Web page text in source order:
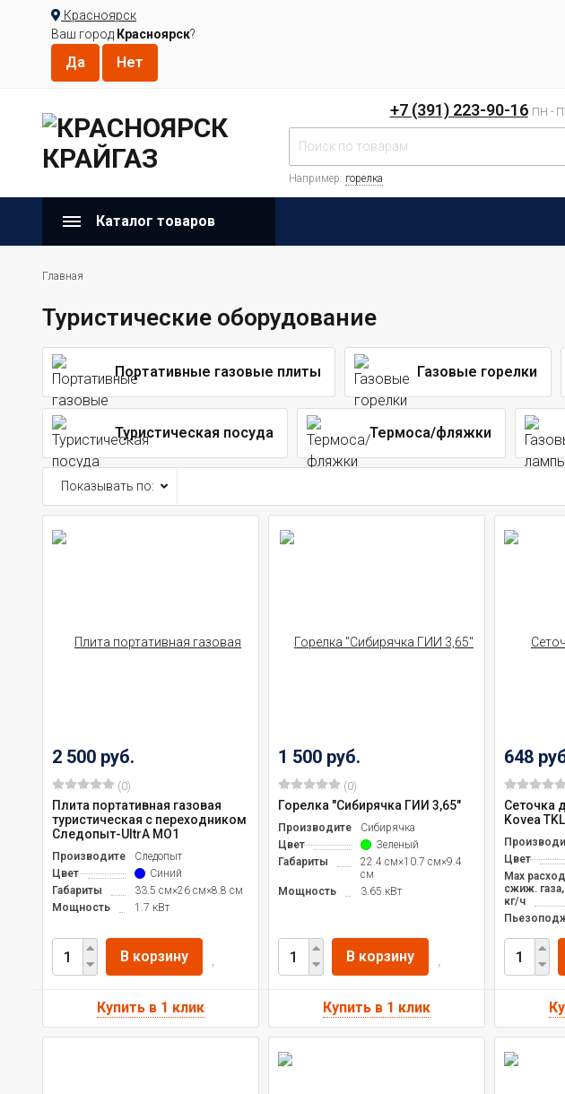
Красноярск
Ваш город Красноярск?
+7 (391) 223-90-16 ПН -
Например: горелка
Каталог товаров
Главная
Туристические оборудование
Портативные газовые плиты Газовые горелки
Туристическая посуда Термоса/фляжки
Показывать по:
2 500 руб.
(0)
Плита портативная газовая
туристическая с переходником
Следопыт-UltrA МО1
ПроизводительСледопыт
Цвет
Синий
Габариты
33.5 см×26 см×8.8 см
Мощность
1.7 кВт
В корзину
1 500 руб.
(0)
Горелка "Сибирячка ГИИ 3,65"
ПроизводительСибирячка
Цвет
Зеленый
Габариты
22.4 см×10.7 см×9.4
см
Мощность
3.65 кВт
В корзину
648
Сеточка
Kovea
Цвет
Max расход
сжиж. газа,
кг/ч